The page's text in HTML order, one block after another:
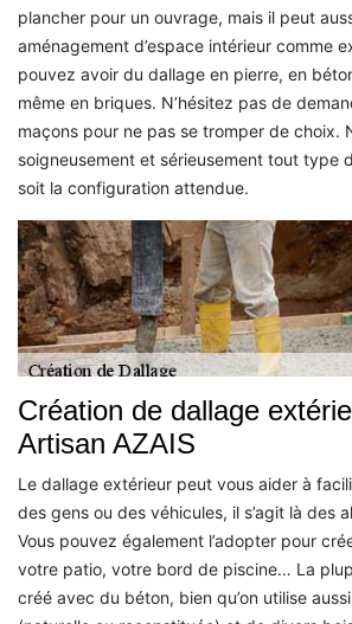
plancher pour un ouvrage, mais il peut
aménagement d’espace intérieur comme
pouvez avoir du dallage en pierre, en
même en briques. N’hésitez pas de
maçons pour ne pas se tromper de choix.
soigneusement et sérieusement tout type
soit la configuration attendue.
Création de dallage
Artisan AZAIS
Le dallage extérieur peut vous aider à
des gens ou des véhicules, il s’agit là des
Vous pouvez également l’adopter pour
votre patio, votre bord de piscine… La
créé avec du béton, bien qu’on utilise